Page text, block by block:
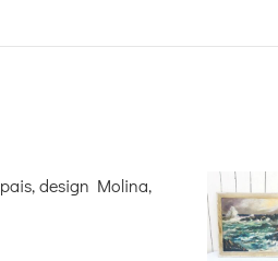
design Molina,